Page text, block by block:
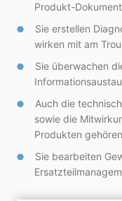
Produkt-
Sie erstellen
wirken mit am
Sie überwachen
Auch die
sowie die
Produkten
Sie bearbeiten